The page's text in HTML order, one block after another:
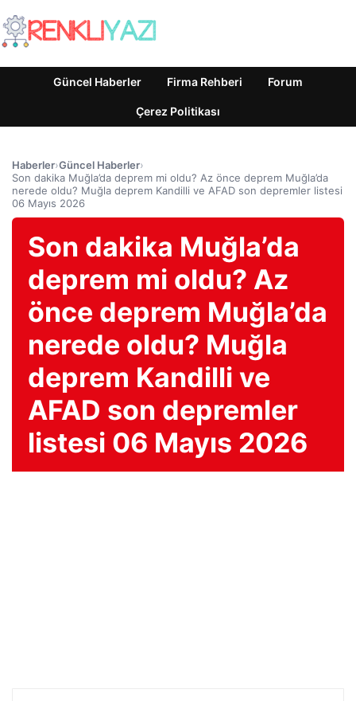
Güncel Haberler Firma Rehberi Forum
Çerez Politikası
Haberler›Güncel Haberler›
Son dakika Muğla’da deprem mi oldu? Az önce deprem Muğla’da
nerede oldu? Muğla deprem Kandilli ve AFAD son depremler listesi
06 Mayıs 2026
Son dakika Muğla’da
deprem mi oldu? Az
önce deprem Muğla’da
nerede oldu? Muğla
deprem Kandilli ve
AFAD son depremler
listesi 06 Mayıs 2026